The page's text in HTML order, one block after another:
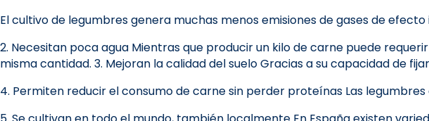
El cultivo de legumbres genera muchas menos emisiones de gases de
2. Necesitan poca agua Mientras que producir un kilo de carne puede
misma cantidad. 3. Mejoran la calidad del suelo Gracias a su capacidad de
4. Permiten reducir el consumo de carne sin perder proteínas Las